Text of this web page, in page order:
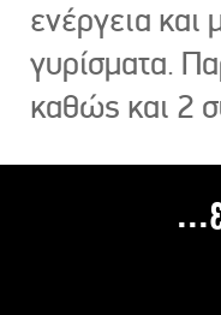
ενέργεια
γυρίσματα.
καθώς και 2